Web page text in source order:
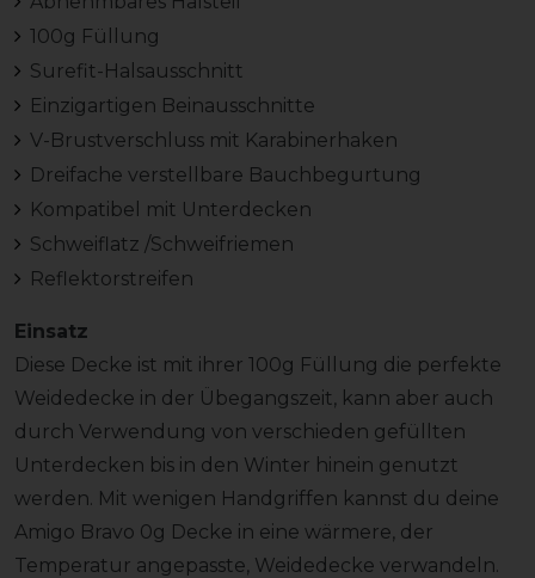
100g Füllung
Surefit-Halsausschnitt
Einzigartigen Beinausschnitte
V-Brustverschluss mit Karabinerhaken
Dreifache verstellbare Bauchbegurtung
Kompatibel mit Unterdecken
Schweiflatz /Schweifriemen
Reflektorstreifen
Einsatz
Diese Decke ist mit ihrer 100g Füllung die perfekte
Weidedecke in der Übegangszeit, kann aber auch
durch Verwendung von verschieden gefüllten
Unterdecken bis in den Winter hinein genutzt
werden. Mit wenigen Handgriffen kannst du deine
Amigo Bravo 0g Decke in eine wärmere, der
Temperatur angepasste, Weidedecke verwandeln.